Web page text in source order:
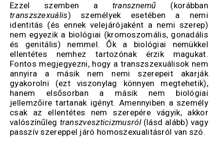
Ezzel szemben a transznemű(korábban
transzszexuális) személyek esetében a nemi
identitás (és ennek velejárójaként a nemi szerep)
nem egyezik a biológiai (kromoszomális, gonadális
és genitális) nemmel. Ők a biológiai nemükkel
ellentétes nemhez tartozónak érzik magukat.
Fontos megjegyezni, hogy a transzszexuálisok nem
annyira a másik nem nemi szerepeit akarják
gyakorolni (ezt viszonylag könnyen megtehetik),
hanem elsősorban a másik nem biológiai
jellemzőire tartanak igényt. Amennyiben a személy
csak az ellentétes nem szerepére vágyik, akkor
valószínűleg transzveszticizmusról(lásd alább) vagy
passzív szereppel járó homoszexualitásról van szó.